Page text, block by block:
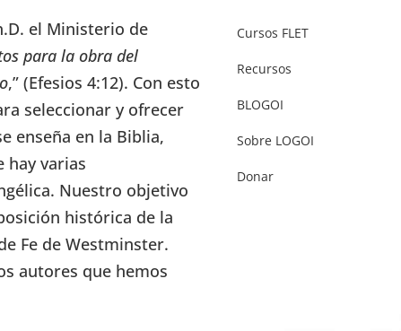
el Ministerio de
para la obra del
,” (Efesios 4:12). Con esto
seleccionar y ofrecer
enseña en la Biblia,
hay varias
Nuestro objetivo
histórica de la
Fe de Westminster.
autores que hemos
Cursos FLET
Recursos
BLOGOI
Sobre LOGOI
Donar